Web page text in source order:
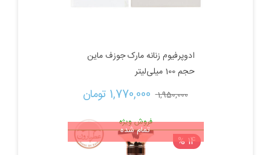
ادوپرفیوم زنانه مارک جوزف ماین
حجم 100 میلی‌لیتر
1,950,000 قیمت
اصلی:
1,950,000 تومان
1,770,000 تومان
فعلی:
1,770,000 تومان.
فروش ویژه
14 %
تمام شده